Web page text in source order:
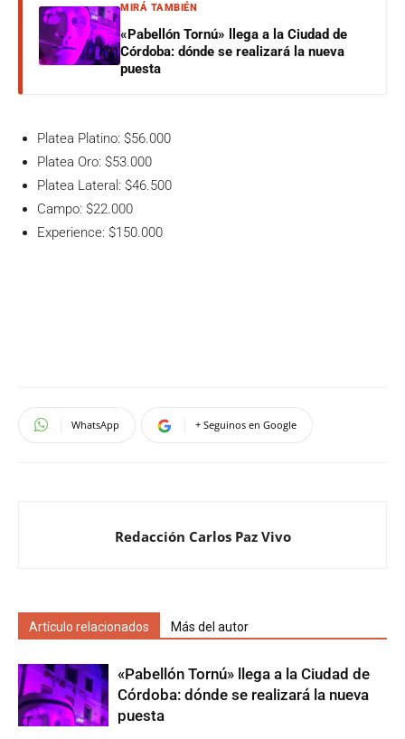
MIRÁ TAMBIÉN
«Pabellón Tornú» llega a la Ciudad de
Córdoba: dónde se realizará la nueva
puesta
Platea Platino: $56.000
Platea Oro: $53.000
Platea Lateral: $46.500
Campo: $22.000
Experience: $150.000
WhatsApp + Seguinos en Google
Redacción Carlos Paz Vivo
Artículo relacionados Más del autor
«Pabellón Tornú» llega a la Ciudad de
Córdoba: dónde se realizará la nueva
puesta